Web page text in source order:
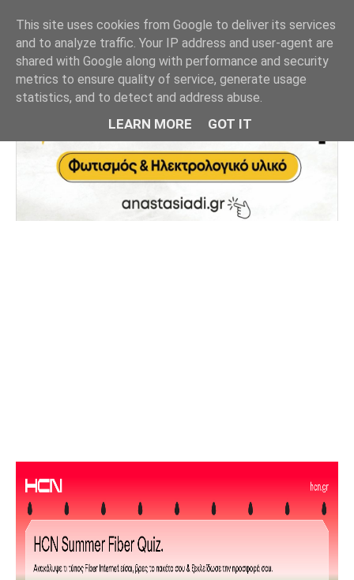
This site uses cookies from Google to deliver its services
and to analyze traffic. Your IP address and user-agent are
shared with Google along with performance and security
metrics to ensure quality of service, generate usage
statistics, and to detect and address abuse.
LEARN MORE GOT IT